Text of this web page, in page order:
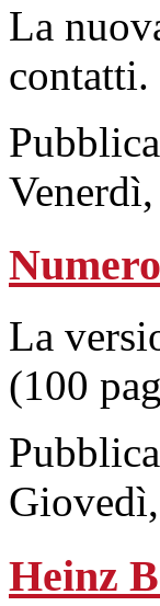
La
contatti.
La
(100
Heinz